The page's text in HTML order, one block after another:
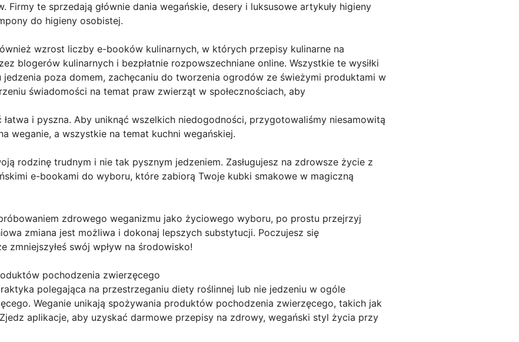
Firmy te sprzedają głównie dania wegańskie, desery i luksusowe artykuły higieny
do higieny osobistej.
wzrost liczby e-booków kulinarnych, w których przepisy kulinarne na
blogerów kulinarnych i bezpłatnie rozpowszechniane online. Wszystkie te wysiłki
jedzenia poza domem, zachęcaniu do tworzenia ogrodów ze świeżymi produktami w
świadomości na temat praw zwierząt w społecznościach, aby
łatwa i pyszna. Aby uniknąć wszelkich niedogodności, przygotowaliśmy niesamowitą
weganie, a wszystkie na temat kuchni wegańskiej.
rodzinę trudnym i nie tak pysznym jedzeniem. Zasługujesz na zdrowsze życie z
e-bookami do wyboru, które zabiorą Twoje kubki smakowe w magiczną
zdrowego weganizmu jako życiowego wyboru, po prostu przejrzyj
zmiana jest możliwa i dokonaj lepszych substytucji. Poczujesz się
zmniejszyłeś swój wpływ na środowisko!
pochodzenia zwierzęcego
polegająca na przestrzeganiu diety roślinnej lub nie jedzeniu w ogóle
Weganie unikają spożywania produktów pochodzenia zwierzęcego, takich jak
aplikacje, aby uzyskać darmowe przepisy na zdrowy, wegański styl życia przy